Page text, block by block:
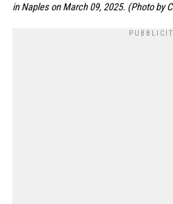
in Naples on March 09, 2025. (Photo by